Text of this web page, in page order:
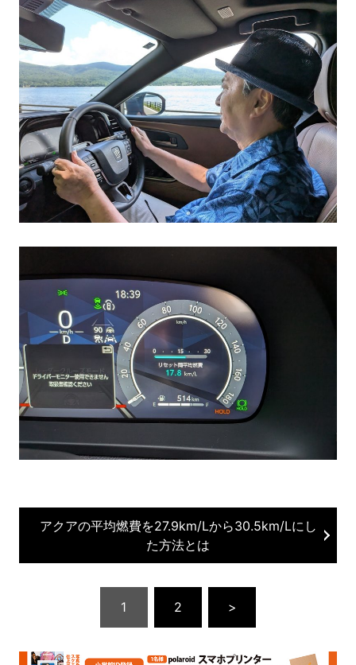
アクアの平均燃費を27.9km/Lから30.5km/Lにし
た方法とは
1 2 >